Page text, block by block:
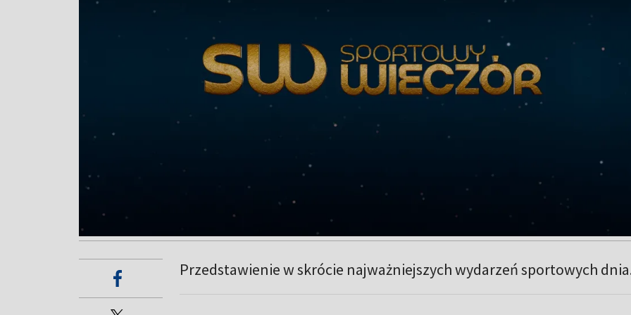
Przedstawienie w skrócie najważniejszych wydarzeń sportowych